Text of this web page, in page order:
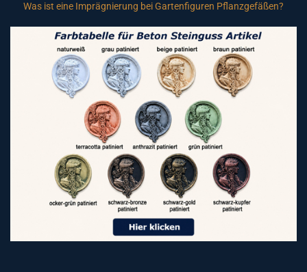
Was ist eine Imprägnierung bei Gartenfiguren Pflanzgefäßen?